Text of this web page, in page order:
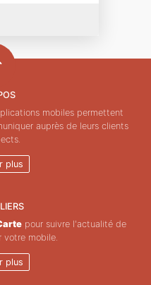
mobiles permettent
auprès de leurs clients
plus
pour suivre l'actualité de
votre mobile.
plus